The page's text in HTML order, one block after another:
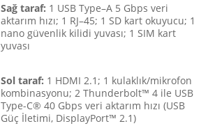
Sağ taraf: 1 USB Type–A 5 Gbps veri
aktarım hızı; 1 RJ–45; 1 SD kart okuyucu; 1
nano güvenlik kilidi yuvası; 1 SIM kart
yuvası
Sol taraf: 1 HDMI 2.1; 1 kulaklık/mikrofon
kombinasyonu; 2 Thunderbolt™ 4 ile USB
Type-C® 40 Gbps veri aktarım hızı (USB
Güç İletimi, DisplayPort™ 2.1)